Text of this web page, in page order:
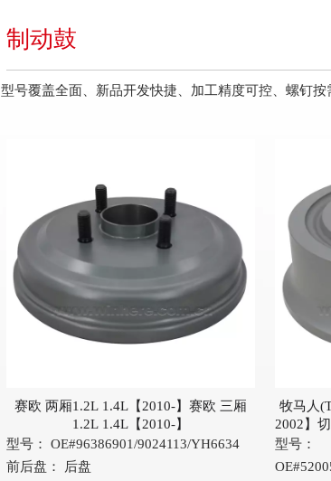
制动鼓
型号覆盖全面、新品开发快捷、加工精度可控、螺钉按
赛欧 两厢1.2L 1.4L【2010-】赛欧 三厢
1.2L 1.4L【2010-】
型号：
OE#96386901/9024113/YH6634
前后盘：
后盘
牧马人
2002】
型号：